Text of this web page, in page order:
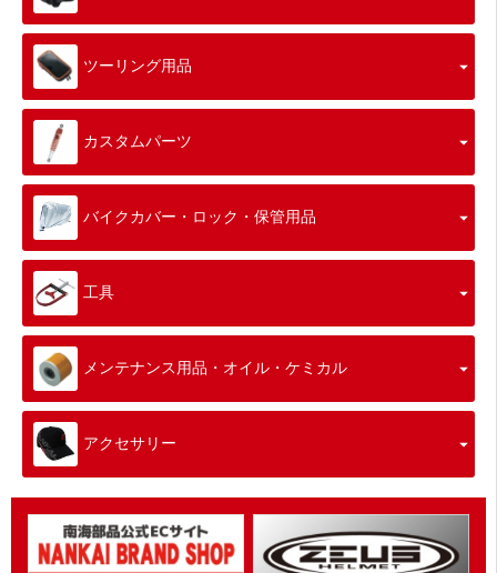
ツーリング用品
カスタムパーツ
バイクカバー・ロック・保管用品
工具
メンテナンス用品・オイル・ケミカル
アクセサリー